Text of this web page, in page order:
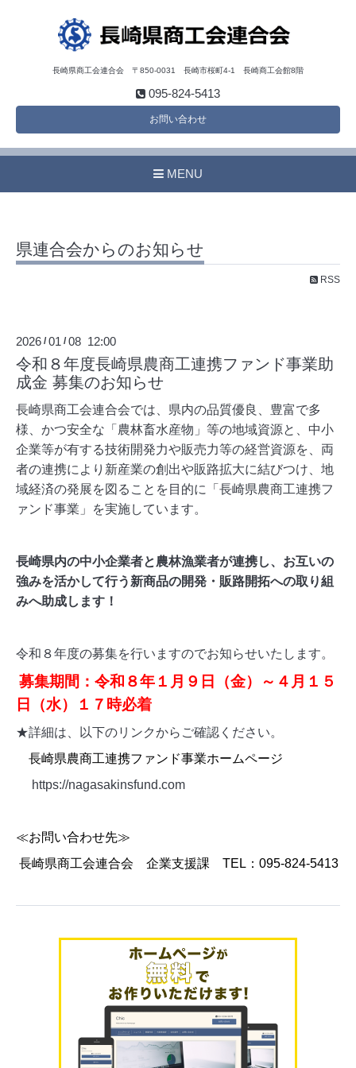
長崎県商工会連合会 〒850-0031 長崎市桜町4-1 長崎商工会館8階
095-824-5413
お問い合わせ
MENU
県連合会からのお知らせ
RSS
2026 /01 /08 12:00
令和８年度長崎県農商工連携ファンド事業助
成金 募集のお知らせ
長崎県商工会連合会では、県内の品質優良、豊富で多
様、かつ安全な「農林畜水産物」等の地域資源と、中小
企業等が有する技術開発力や販売力等の経営資源を、両
者の連携により新産業の創出や販路拡大に結びつけ、地
域経済の発展を図ることを目的に「長崎県農商工連携フ
ァンド事業」を実施しています。
長崎県内の中小企業者と農林漁業者が連携し、お互いの
強みを活かして行う新商品の開発・販路開拓への取り組
みへ助成します！
令和８年度の募集を行いますのでお知らせいたします。
募集期間：令和８年１月９日（金）～４月１５
日（水）１７時必着
★詳細は、以下のリンクからご確認ください。
長崎県農商工連携ファンド事業ホームページ
https://nagasakinsfund.com
≪お問い合わせ先≫
長崎県商工会連合会 企業支援課 TEL：095-824-5413